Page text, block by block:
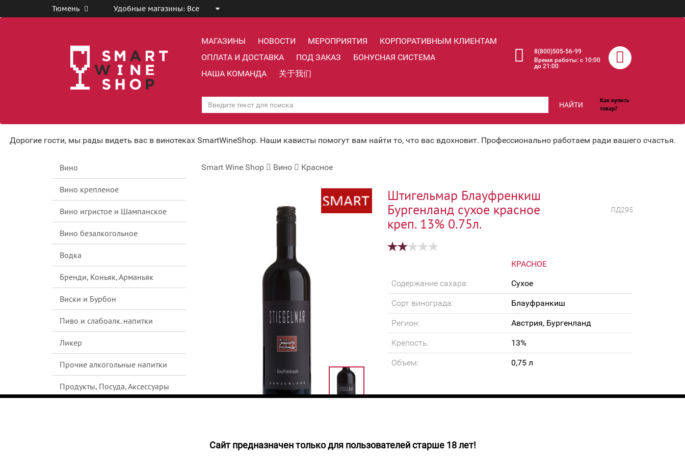
Тюмень Удобные магазины: Все
МАГАЗИНЫ НОВОСТИ МЕРОПРИЯТИЯ
КОРПОРАТИВНЫМ КЛИЕНТАМ
ОПЛАТА И ДОСТАВКА
ПОД ЗАКАЗ
БОНУСНАЯ СИСТЕМА
НАША КОМАНДА
关于我们
8(800)505-56-99
Время работы: c 10:00
до 21:00
НАЙТИ
Как купить
товар?
Дорогие гости, мы рады видеть вас в винотеках SmartWineShop. Наши кависты помогут вам найти то, что вас вдохновит. Профессионально работаем ради вашего счастья.
Вино
Вино крепленое
Вино игристое и Шампанское
Вино безалкогольное
Водка
Бренди, Коньяк, Арманьяк
Виски и Бурбон
Пиво и слабоалк. напитки
Ликер
Прочие алкогольные напитки
Продукты, Посуда, Аксессуары
Smart Wine Shop Вино Красное
Штигельмар Блауфренкиш
Бургенланд сухое красное
креп. 13% 0.75л.
ЛД295
КРАСНОЕ
Содержание сахара:
Сухое
Сорт винограда: Блауфранкиш
Регион: Австрия, Бургенланд
Крепость: 13%
Объем: 0,75 л
1560руб.
Цвет Вино темно-рубинового цвета с кирпичным ободком. Вкус
Cайт предназначен только для пользователей старше 18 лет!